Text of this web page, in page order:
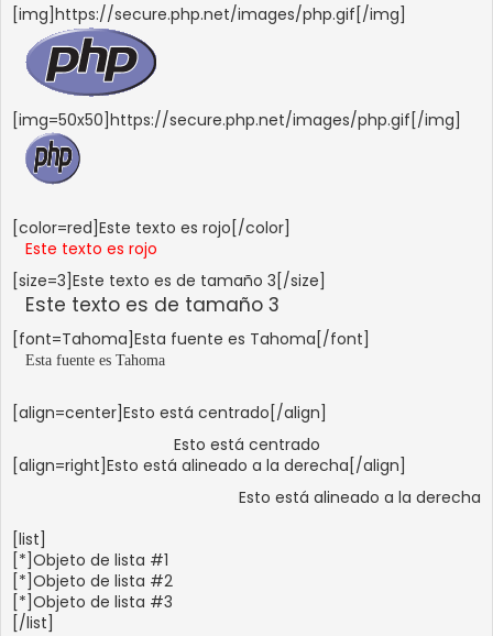
[img]https://secure.php.net/images/php.gif[/img]
[img=50x50]https://secure.php.net/images/php.gif[/img]
[color=red]Este texto es rojo[/color]
Este texto es rojo
[size=3]Este texto es de tamaño 3[/size]
Este texto es de tamaño 3
[font=Tahoma]Esta fuente es Tahoma[/font]
Esta fuente es Tahoma
[align=center]Esto está centrado[/align]
Esto está centrado
[align=right]Esto está alineado a la derecha[/align]
Esto está alineado a la derecha
[list]
[*]Objeto de lista #1
[*]Objeto de lista #2
[*]Objeto de lista #3
[/list]